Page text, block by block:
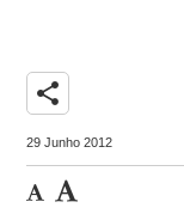
share
29 Junho 2012